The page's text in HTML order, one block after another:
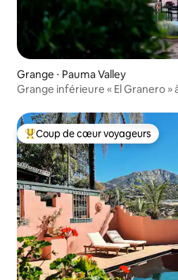
Grange ⋅ Pauma Valley
Grange inférieure « El Granero »
Coups de cœur voyageurs les
Coup de cœur voyageurs